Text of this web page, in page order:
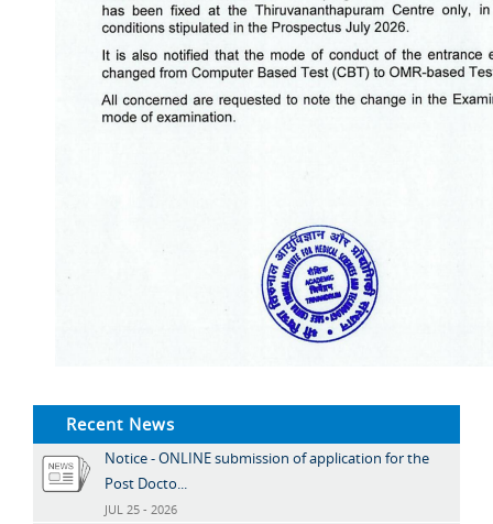
Recent News
Notice - ONLINE submission of application for the
Post Docto...
JUL 25 - 2026